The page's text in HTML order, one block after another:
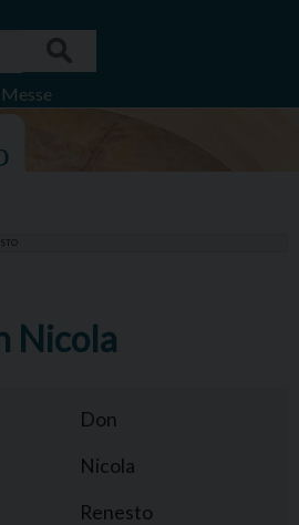
Nicola
Don
Nicola
Renesto